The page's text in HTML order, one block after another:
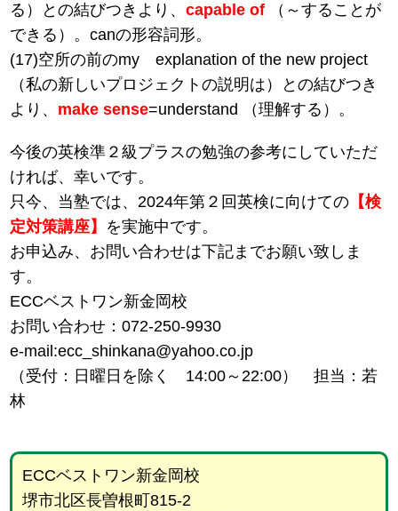
る）との結びつきより、capable of （～することが
できる）。canの形容詞形。
(17)空所の前のmy explanation of the new project
（私の新しいプロジェクトの説明は）との結びつき
より、 make sense=understand （理解する）。
今後の英検準２級プラスの勉強の参考にしていただ
ければ、幸いです。
只今、当塾では、2024年第２回英検に向けての 【検
定対策講座】 を実施中です。
お申込み、お問い合わせは下記までお願い致しま
す。
ECCベストワン新金岡校
お問い合わせ：072-250-9930
e-mail:ecc_shinkana@yahoo.co.jp
（受付：日曜日を除く 14:00～22:00） 担当：若
林
ECCベストワン新金岡校
堺市北区長曽根町815-2